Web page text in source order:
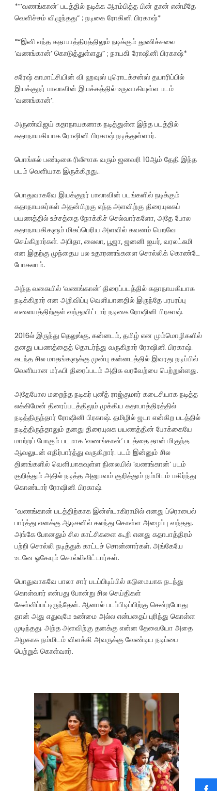
*“’வணங்கான்’ படத்தில் நடிக்க ஆரம்பித்த பின் தான் என்மீதே
வெளிச்சம் விழுந்தது” ; நடிகை ரோகினி பிரகாஷ்*
*“இனி எந்த கதாபாத்திரத்திலும் நடிக்கும் துணிச்சலை
‘வணங்கான்’ கொடுத்துள்ளது” ; நாயகி ரோஷினி பிரகாஷ்*
சுரேஷ் காமாட்சியின் வி ஹவுஸ் புரொடக்சன்ஸ் தயாரிப்பில்
இயக்குநர் பாலாவின் இயக்கத்தில் உருவாகியுள்ள படம்
‘வணங்கான்’.
அருண்விஜய் கதாநாயகனாக நடித்துள்ள இந்த படத்தில்
கதாநாயகியாக ரோஷினி பிரகாஷ் நடித்துள்ளார்.
பொங்கல் பண்டிகை ரிலீஸாக வரும் ஜனவரி 10ஆம் தேதி இந்த
படம் வெளியாக இருக்கிறது..
பொதுவாகவே இயக்குநர் பாலாவின் படங்களில் நடிக்கும்
கதாநாயகர்கள் அதன்பிறகு எந்த அளவிற்கு திரையுலகப்
பயணத்தில் உச்சத்தை நோக்கிச் செல்வார்களோ, அதே போல
கதாநாயகிகளும் மிகப்பெரிய அளவில் கவனம் பெறவே
செய்கிறார்கள். அபிதா, லைலா, பூஜா, ஜனனி ஐயர், வரலட்சுமி
என இதற்கு முந்தைய பல உதாரணங்களை சொல்லிக் கொண்டே
போகலாம்.
அந்த வகையில் ‘வணங்கான்’ திரைப்படத்தில் கதாநாயகியாக
நடிக்கிறார் என அறிவிப்பு வெளியானதில் இருந்தே பரபரப்பு
வளையத்திற்குள் வந்துவிட்டார் நடிகை ரோஷினி பிரகாஷ்.
2016ல் இருந்து தெலுங்கு, கன்னடம், தமிழ் என மும்மொழிகளில்
தனது பயணத்தைத் தொடர்ந்து வருகிறார் ரோஷினி பிரகாஷ்.
கடந்த சில மாதங்களுக்கு முன்பு கன்னடத்தில் இவரது நடிப்பில்
வெளியான மர்ஃபி திரைப்படம் அதிக வரவேற்பை பெற்றுள்ளது.
அதேபோல மறைந்த நடிகர் புனீத் ராஜ்குமார் கடைசியாக நடித்த
லக்கிமேன் திரைப்படத்திலும் முக்கிய கதாபாத்திரத்தில்
நடித்திருந்தார் ரோஷினி பிரகாஷ். தமிழில் ஜடா என்கிற படத்தில்
நடித்திருந்தாலும் தனது திரையுலக பயணத்தின் போக்கையே
மாற்றப் போகும் படமாக ‘வணங்கான்’ படத்தை தான் மிகுந்த
ஆவலுடன் எதிர்பார்த்து வருகிறார். படம் இன்னும் சில
தினங்களில் வெளியாகவுள்ள நிலையில் ‘வணங்கான்’ படம்
குறித்தும் அதில் நடித்த அனுபவம் குறித்தும் நம்மிடம் பகிர்ந்து
கொண்டார் ரோஷினி பிரகாஷ்.
“வணங்கான் படத்திற்காக இன்ஸ்டாகிராமில் எனது ப்ரொபைல்
பார்த்து எனக்கு ஆடிசனில் கலந்து கொள்ள அழைப்பு வந்தது.
அங்கே போனதும் சில காட்சிகளை கூறி எனது கதாபாத்திரம்
பற்றி சொல்லி நடித்துக் காட்டச் சொன்னார்கள். அங்கேயே
உடனே ஓகேயும் சொல்லிவிட்டார்கள்.
பொதுவாகவே பாலா சார் படப்பிடிப்பில் கடுமையாக நடந்து
கொள்வார் என்பது போன்று சில செய்திகள்
கேள்விப்பட்டிருந்தேன். ஆனால் படப்பிடிப்பிற்கு சென்றபோது
தான் அது எதுவுமே உண்மை அல்ல என்பதைப் புரிந்து கொள்ள
முடிந்தது. அந்த அளவிற்கு தனக்கு என்ன தேவையோ அதை
அழகாக நம்மிடம் விளக்கி அவருக்கு வேண்டிய நடிப்பை
பெற்றுக் கொள்வார்.